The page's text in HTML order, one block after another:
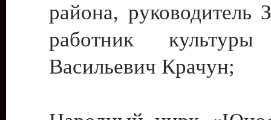
района, руководитель
работник культуры
Васильевич Крачун;